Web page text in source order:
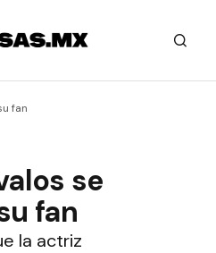
fan
se
fan
la actriz